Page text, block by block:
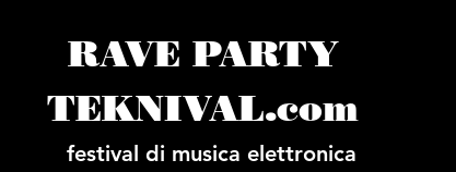
RAVE PARTY
TEKNIVAL.com
festival di musica elettronica